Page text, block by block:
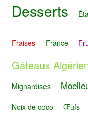
Desserts
Fraises France
Gâteaux
Mignardises
Noix de coco Œufs